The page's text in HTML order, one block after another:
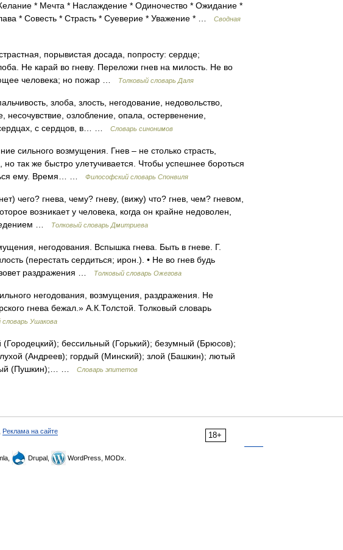
* Мечта * Наслаждение * Одиночество * Ожидание *
* Совесть * Страсть * Суеверие * Уважение * …
Сводная
порывистая досада, попросту: сердце;
Не карай во гневу. Переложи гнев на милость. Не во
человека; но пожар …
Толковый словарь Даля
злоба, злость, негодование, недовольство,
озлобление, опала, остервенение,
сердцах, с сердцов, в… …
Словарь синонимов
возмущения. Гнев – не столько страсть,
так же быстро улетучивается. Чтобы успешнее бороться
ему. Время… …
Философский словарь Спонвиля
чего? гнева, чему? гневу, (вижу) что? гнев, чем? гневом,
возникает у человека, когда он крайне недоволен,
…
Толковый словарь Дмитриева
негодования. Вспышка гнева. Быть в гневе. Г.
(перестать сердиться; ирон.). • Не во гнев будь
раздражения …
Толковый словарь Ожегова
негодования, возмущения, раздражения. Не
гнева бежал.» А.К.Толстой. Толковый словарь
словарь Ушакова
бессильный (Горький); безумный (Брюсов);
(Андреев); гордый (Минский); злой (Башкин); лютый
(Пушкин);… …
Словарь эпитетов
18+
Реклама на сайте
Drupal, WordPress, MODx.